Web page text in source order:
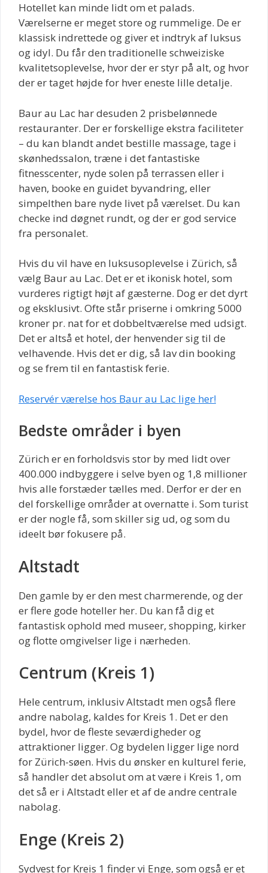
Hotellet kan minde lidt om et palads.
Værelserne er meget store og rummelige. De er
klassisk indrettede og giver et indtryk af luksus
og idyl. Du får den traditionelle schweiziske
kvalitetsoplevelse, hvor der er styr på alt, og hvor
der er taget højde for hver eneste lille detalje.
Baur au Lac har desuden 2 prisbelønnede
restauranter. Der er forskellige ekstra faciliteter
– du kan blandt andet bestille massage, tage i
skønhedssalon, træne i det fantastiske
fitnesscenter, nyde solen på terrassen eller i
haven, booke en guidet byvandring, eller
simpelthen bare nyde livet på værelset. Du kan
checke ind døgnet rundt, og der er god service
fra personalet.
Hvis du vil have en luksusoplevelse i Zürich, så
vælg Baur au Lac. Det er et ikonisk hotel, som
vurderes rigtigt højt af gæsterne. Dog er det dyrt
og eksklusivt. Ofte står priserne i omkring 5000
kroner pr. nat for et dobbeltværelse med udsigt.
Det er altså et hotel, der henvender sig til de
velhavende. Hvis det er dig, så lav din booking
og se frem til en fantastisk ferie.
Reservér værelse hos Baur au Lac lige her!
Bedste områder i byen
Zürich er en forholdsvis stor by med lidt over
400.000 indbyggere i selve byen og 1,8 millioner
hvis alle forstæder tælles med. Derfor er der en
del forskellige områder at overnatte i. Som turist
er der nogle få, som skiller sig ud, og som du
ideelt bør fokusere på.
Altstadt
Den gamle by er den mest charmerende, og der
er flere gode hoteller her. Du kan få dig et
fantastisk ophold med museer, shopping, kirker
og flotte omgivelser lige i nærheden.
Centrum (Kreis 1)
Hele centrum, inklusiv Altstadt men også flere
andre nabolag, kaldes for Kreis 1. Det er den
bydel, hvor de fleste seværdigheder og
attraktioner ligger. Og bydelen ligger lige nord
for Zürich-søen. Hvis du ønsker en kulturel ferie,
så handler det absolut om at være i Kreis 1, om
det så er i Altstadt eller et af de andre centrale
nabolag.
Enge (Kreis 2)
Sydvest for Kreis 1 finder vi Enge, som også er et